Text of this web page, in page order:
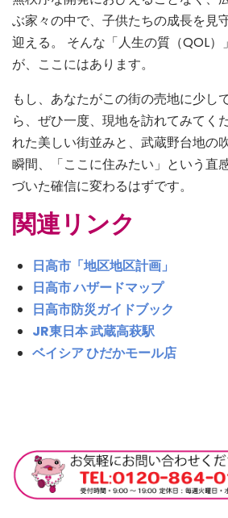
ぶ家々の中で、子供たちの成長を見
迎える。 そんな「人生の質（QOL）
が、ここにはあります。
もし、あなたがこの街の売地に少し
ら、ぜひ一度、現地を訪れてみてく
れた美しい街並みと、武蔵野台地の
瞬間、「ここに住みたい」という直
づいた確信に変わるはずです。
関連リンク
日高市「地区地区計画」
日高市 ハザードマップ
日高市防災ガイドブック
JR東日本 武蔵高萩駅
ベイシア ひだかモール店